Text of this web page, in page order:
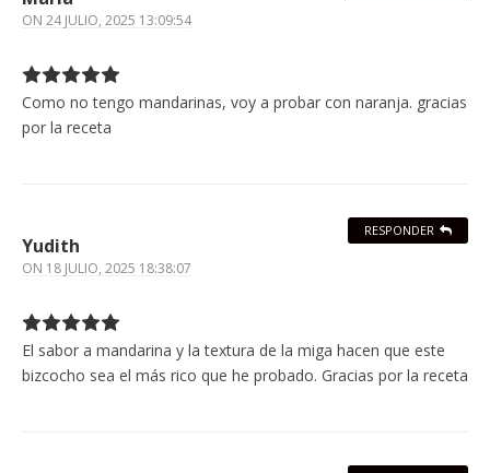
ON 24 JULIO, 2025 13:09:54
Como no tengo mandarinas, voy a probar con naranja. gracias
por la receta
Yudith
ON 18 JULIO, 2025 18:38:07
El sabor a mandarina y la textura de la miga hacen que este
bizcocho sea el más rico que he probado. Gracias por la receta
RESPONDER